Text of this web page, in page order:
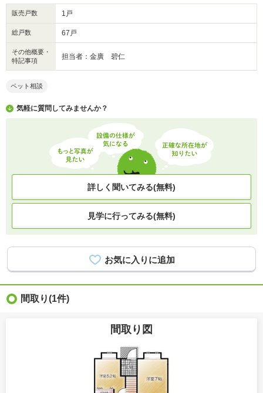
販売戸数 1戸
総戸数 67戸
その他概要・
特記事項
担当者：金廣 碧仁
ペット相談
気軽に質問してみませんか？
詳しく聞いてみる(無料)
見学に行ってみる(無料)
間取り(1件)
間取り図